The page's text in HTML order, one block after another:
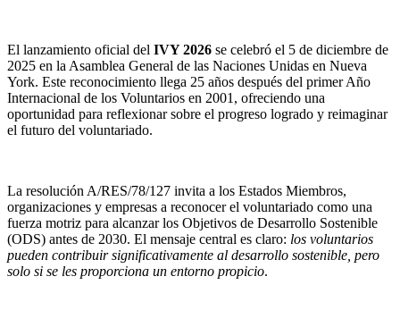
El lanzamiento oficial del IVY 2026 se celebró el 5 de diciembre de
2025 en la Asamblea General de las Naciones Unidas en Nueva
York. Este reconocimiento llega 25 años después del primer Año
Internacional de los Voluntarios en 2001, ofreciendo una
oportunidad para reflexionar sobre el progreso logrado y reimaginar
el futuro del voluntariado.
La resolución A/RES/78/127 invita a los Estados Miembros,
organizaciones y empresas a reconocer el voluntariado como una
fuerza motriz para alcanzar los Objetivos de Desarrollo Sostenible
(ODS) antes de 2030. El mensaje central es claro: los voluntarios
pueden contribuir significativamente al desarrollo sostenible, pero
solo si se les proporciona un entorno propicio.